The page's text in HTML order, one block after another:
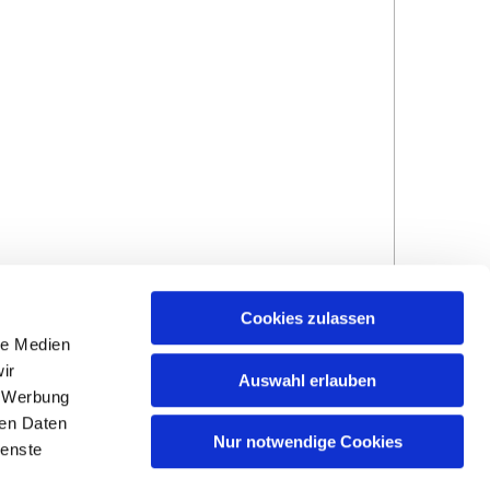
Medien
Daten
Cookies zulassen
Auswahl erlauben
Nur notwendige Cookies
Impressum und